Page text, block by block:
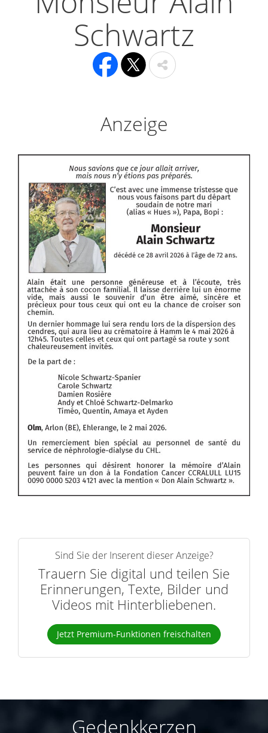
Schwartz
Anzeige
Sind Sie der Inserent dieser Anzeige?
Trauern Sie digital und teilen Sie
Erinnerungen, Texte, Bilder und
Videos mit Hinterbliebenen.
Jetzt Premium-Funktionen freischalten
Gedenkkerzen